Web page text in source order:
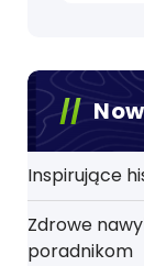
Inspirujące
Zdrowe
poradnikom